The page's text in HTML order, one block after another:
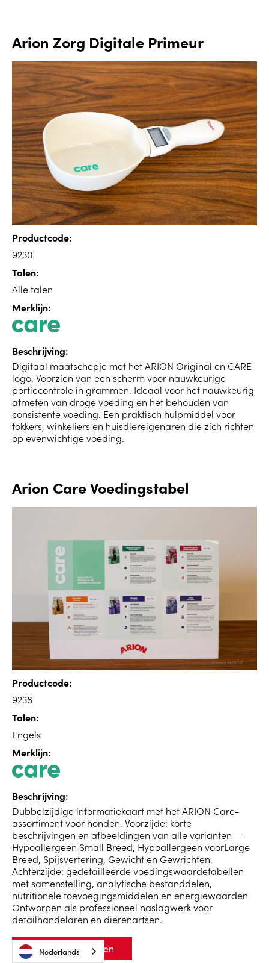
Arion Zorg Digitale Primeur
Productcode:
9230
Talen:
Alle talen
Merklijn:
Beschrijving:
Digitaal maatschepje met het ARION Original en CARE
logo. Voorzien van een scherm voor nauwkeurige
portiecontrole in grammen. Ideaal voor het nauwkeurig
afmeten van droge voeding en het behouden van
consistente voeding. Een praktisch hulpmiddel voor
fokkers, winkeliers en huisdiereigenaren die zich richten
op evenwichtige voeding.
Arion Care Voedingstabel
Productcode:
9238
Talen:
Engels
Merklijn:
Beschrijving:
Dubbelzijdige informatiekaart met het ARION Care-
assortiment voor honden. Voorzijde: korte
beschrijvingen en afbeeldingen van alle varianten —
Hypoallergeen Small Breed, Hypoallergeen voorLarge
Breed, Spijsvertering, Gewicht en Gewrichten.
Achterzijde: gedetailleerde voedingswaardetabellen
met samenstelling, analytische bestanddelen,
nutritionele toevoegingsmiddelen en energiewaarden.
Ontworpen als professioneel naslagwerk voor
detailhandelaren en dierenartsen.
Voorbeeld bekijken
Nederlands